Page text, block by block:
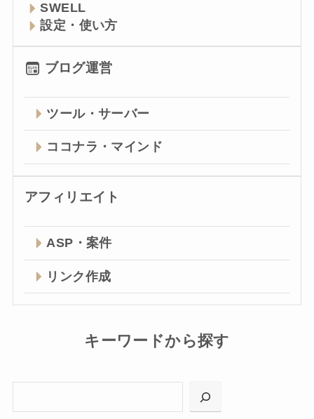
SWELL
設定・使い方
ブログ運営
ツール・サーバー
ココナラ・マインド
アフィリエイト
ASP・案件
リンク作成
キーワードから探す